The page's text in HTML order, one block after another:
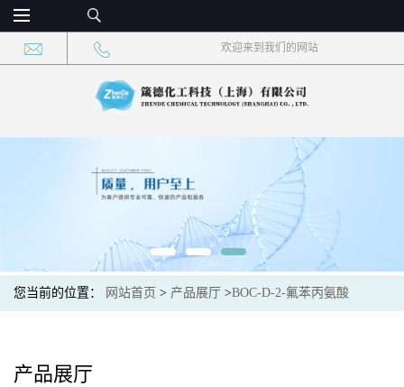
欢迎来到我们的网站
您当前的位置： 网站首页 > 产品展厅 >BOC-D-2-氟苯丙氨酸
产品展厅